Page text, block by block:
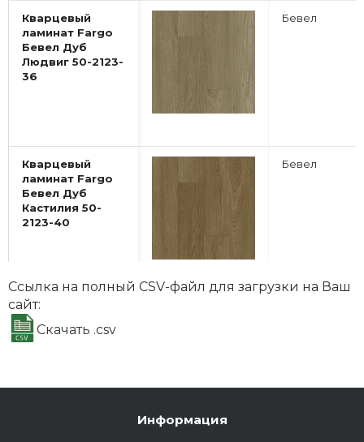
Кварцевый
ламинат Fargo
Бевел Дуб
Людвиг 50-2123-
36
Бевел
Кварцевый
ламинат Fargo
Бевел Дуб
Кастилия 50-
2123-40
Бевел
Кварцевый
ламинат Fargo
Бевел Дуб
Ссылка на полный CSV-файл для загрузки на Ваш
сайт:
Скачать .csv
Информация